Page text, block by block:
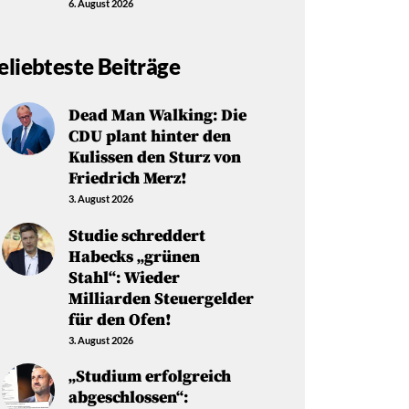
6. August 2026
Beiträge
Dead Man Walking: Die
CDU plant hinter den
Kulissen den Sturz von
Friedrich Merz!
3. August 2026
Studie schreddert
Habecks „grünen
Stahl“: Wieder
Milliarden Steuergelder
für den Ofen!
3. August 2026
„Studium erfolgreich
abgeschlossen“: